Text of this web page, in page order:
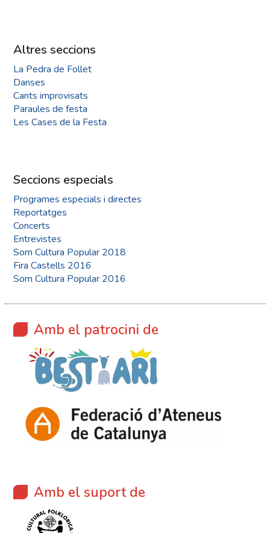
Altres seccions
La Pedra de Follet
Danses
Cants improvisats
Paraules de festa
Les Cases de la Festa
Seccions especials
Programes especials i directes
Reportatges
Concerts
Entrevistes
Som Cultura Popular 2018
Fira Castells 2016
Som Cultura Popular 2016
Amb el patrocini de
Amb el suport de